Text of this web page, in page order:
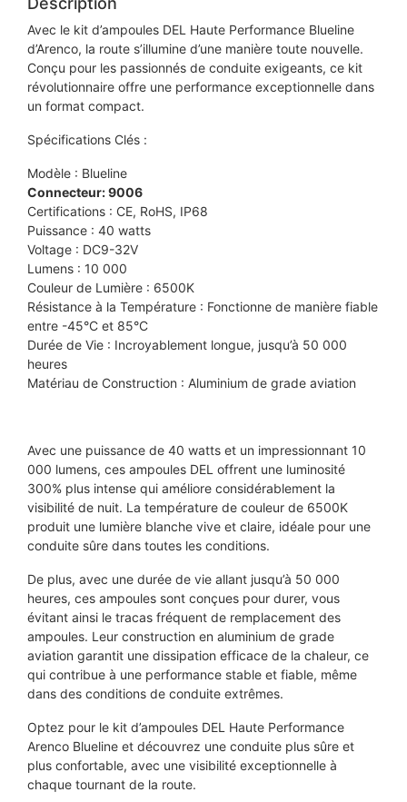
Avec le kit d’ampoules DEL Haute Performance Blueline
d’Arenco, la route s’illumine d’une manière toute nouvelle.
Conçu pour les passionnés de conduite exigeants, ce kit
révolutionnaire offre une performance exceptionnelle dans
un format compact.
Spécifications Clés :
Modèle : Blueline
Connecteur: 9006
Certifications : CE, RoHS, IP68
Puissance : 40 watts
Voltage : DC9-32V
Lumens : 10 000
Couleur de Lumière : 6500K
Résistance à la Température : Fonctionne de manière fiable
entre -45°C et 85°C
Durée de Vie : Incroyablement longue, jusqu’à 50 000
heures
Matériau de Construction : Aluminium de grade aviation
Avec une puissance de 40 watts et un impressionnant 10
000 lumens, ces ampoules DEL offrent une luminosité
300% plus intense qui améliore considérablement la
visibilité de nuit. La température de couleur de 6500K
produit une lumière blanche vive et claire, idéale pour une
conduite sûre dans toutes les conditions.
De plus, avec une durée de vie allant jusqu’à 50 000
heures, ces ampoules sont conçues pour durer, vous
évitant ainsi le tracas fréquent de remplacement des
ampoules. Leur construction en aluminium de grade
aviation garantit une dissipation efficace de la chaleur, ce
qui contribue à une performance stable et fiable, même
dans des conditions de conduite extrêmes.
Optez pour le kit d’ampoules DEL Haute Performance
Arenco Blueline et découvrez une conduite plus sûre et
plus confortable, avec une visibilité exceptionnelle à
chaque tournant de la route.